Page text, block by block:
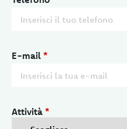
E-mail *
Attività *